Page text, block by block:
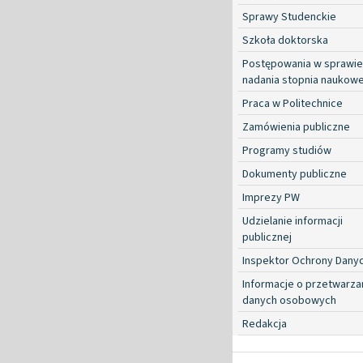
Sprawy Studenckie
Szkoła doktorska
Postępowania w sprawie
nadania stopnia
Praca w Politechnice
Zamówienia publiczne
Programy studiów
Dokumenty publiczne
Imprezy PW
Udzielanie informacji
publicznej
Inspektor Ochrony
Informacje o
danych osobowych
Redakcja